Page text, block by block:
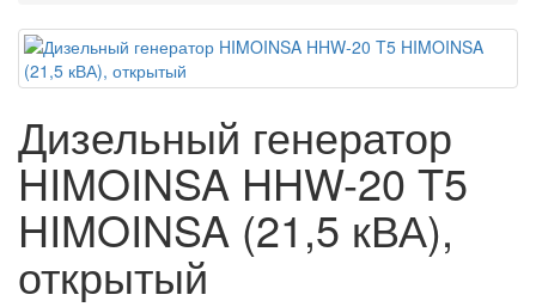
Дизельный генератор
HIMOINSA HHW-20 T5
HIMOINSA (21,5 кВА),
открытый